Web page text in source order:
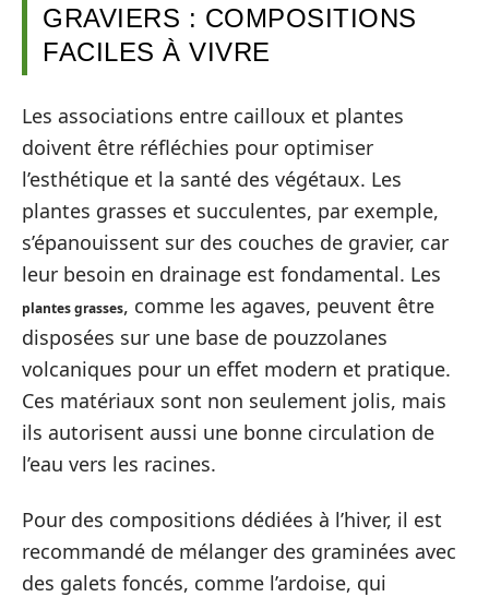
GRAVIERS : COMPOSITIONS
FACILES À VIVRE
Les associations entre cailloux et plantes
doivent être réfléchies pour optimiser
l’esthétique et la santé des végétaux. Les
plantes grasses et succulentes, par exemple,
s’épanouissent sur des couches de gravier, car
leur besoin en drainage est fondamental. Les
plantes grasses, comme les agaves, peuvent être
disposées sur une base de pouzzolanes
volcaniques pour un effet modern et pratique.
Ces matériaux sont non seulement jolis, mais
ils autorisent aussi une bonne circulation de
l’eau vers les racines.
Pour des compositions dédiées à l’hiver, il est
recommandé de mélanger des graminées avec
des galets foncés, comme l’ardoise, qui